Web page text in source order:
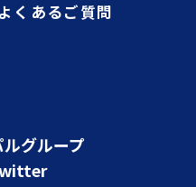
よくあるご質問
グループ